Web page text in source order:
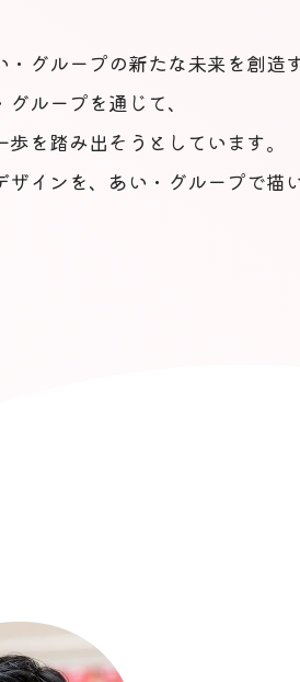
グループの新たな未来を創造
ループを通じて、
を踏み出そうとしています。
インを、あい・グループで描